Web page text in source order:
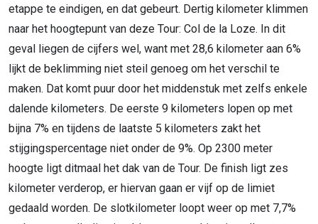
etappe te eindigen, en dat gebeurt. Dertig kilometer klimmen
naar het hoogtepunt van deze Tour: Col de la Loze. In dit
geval liegen de cijfers wel, want met 28,6 kilometer aan 6%
lijkt de beklimming niet steil genoeg om het verschil te
maken. Dat komt puur door het middenstuk met zelfs enkele
dalende kilometers. De eerste 9 kilometers lopen op met
bijna 7% en tijdens de laatste 5 kilometers zakt het
stijgingspercentage niet onder de 9%. Op 2300 meter
hoogte ligt ditmaal het dak van de Tour. De finish ligt zes
kilometer verderop, er hiervan gaan er vijf op de limiet
gedaald worden. De slotkilometer loopt weer op met 7,7%